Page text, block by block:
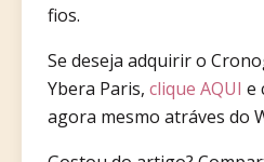
fios.
Se deseja adquirir o
Ybera Paris, clique AQUI e
agora mesmo atráves do